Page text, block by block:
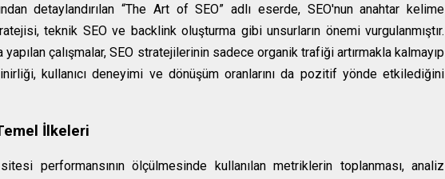
detaylandırılan “The Art of SEO” adlı eserde, SEO'nun anahtar kelime
teknik SEO ve backlink oluşturma gibi unsurların önemi vurgulanmıştır.
yapılan çalışmalar, SEO stratejilerinin sadece organik trafiği artırmakla kalmayıp
kullanıcı deneyimi ve dönüşüm oranlarını da pozitif yönde etkilediğini
İlkeleri
performansının ölçülmesinde kullanılan metriklerin toplanması, analiz